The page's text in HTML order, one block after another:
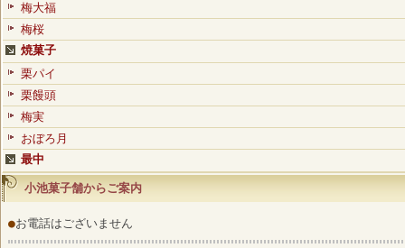
梅大福
梅桜
焼菓子
栗パイ
栗饅頭
梅実
おぼろ月
最中
小池菓子舗からご案内
●お電話はございません